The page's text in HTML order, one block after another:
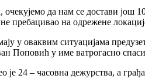
да нам се достави још
пребацивао на одрежене
у оваквим ситуацијама
Поповић у име ватрогасно
је 24 – часовна дежурства, а